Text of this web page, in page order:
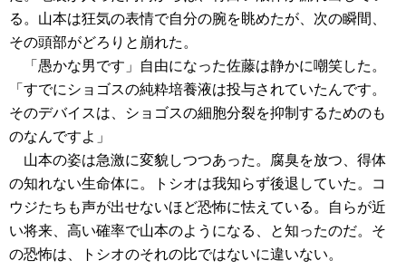
る。山本は狂気の表情で自分の腕を眺めたが、次の瞬間、
その頭部がどろりと崩れた。
「愚かな男です」自由になった佐藤は静かに嘲笑した。
「すでにショゴスの純粋培養液は投与されていたんです。
そのデバイスは、ショゴスの細胞分裂を抑制するためのも
のなんですよ」
山本の姿は急激に変貌しつつあった。腐臭を放つ、得体
の知れない生命体に。トシオは我知らず後退していた。コ
ウジたちも声が出せないほど恐怖に怯えている。自らが近
い将来、高い確率で山本のようになる、と知ったのだ。そ
の恐怖は、トシオのそれの比ではないに違いない。